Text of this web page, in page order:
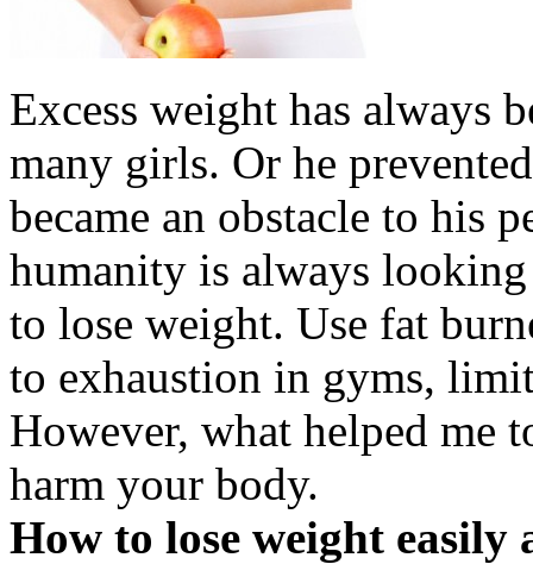
Excess weight has always
many girls. Or he
became an obstacle to his
humanity is always
to lose weight. Use fat
to exhaustion in gyms,
However, what helped me
harm your body.
How to lose weight